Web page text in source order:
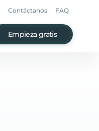
Contáctanos FAQ
Empieza gratis